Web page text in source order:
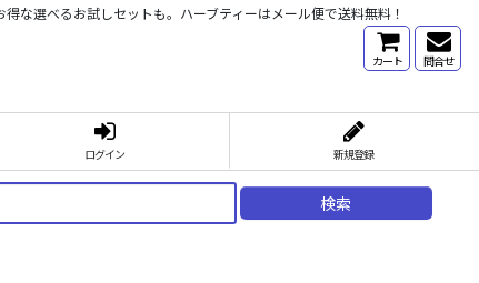
な選べるお試しセットも。ハーブティーはメール便で送料無料！
カート 問合せ
ログイン 新規登録
検索